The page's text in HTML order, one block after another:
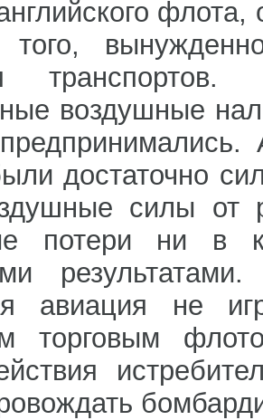
воздушные
достаточно
силы от
потери ни в
авиация не
торговым